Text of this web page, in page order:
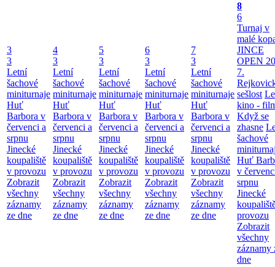
3
3
Letní
šachové
miniturnaje
Huť
Barbora v
červenci a
srpnu
Jinecké
koupaliště
v provozu
Zobrazit
všechny
záznamy
ze dne
4
3
Letní
šachové
miniturnaje
Huť
Barbora v
červenci a
srpnu
Jinecké
koupaliště
v provozu
Zobrazit
všechny
záznamy
ze dne
5
3
Letní
šachové
miniturnaje
Huť
Barbora v
červenci a
srpnu
Jinecké
koupaliště
v provozu
Zobrazit
všechny
záznamy
ze dne
6
3
Letní
šachové
miniturnaje
Huť
Barbora v
červenci a
srpnu
Jinecké
koupaliště
v provozu
Zobrazit
všechny
záznamy
ze dne
7
3
Letní
šachové
miniturnaje
Huť
Barbora v
červenci a
srpnu
Jinecké
koupaliště
v provozu
Zobrazit
všechny
záznamy
ze dne
8
6
Turnaj v
malé
JINCE
OPEN
7.
sešlost
kino -
Když se
zhasne
šachové
Huť
v
srpnu
Jinecké
provozu
Zobrazit
všechny
záznamy
dne